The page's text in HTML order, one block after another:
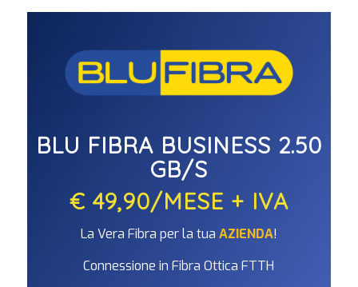
BLU FIBRA BUSINESS 2.50
GB/S
€ 49,90/MESE + IVA
La Vera Fibra per la tua AZIENDA!
Connessione in Fibra Ottica FTTH